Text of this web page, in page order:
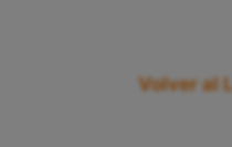
Volver al